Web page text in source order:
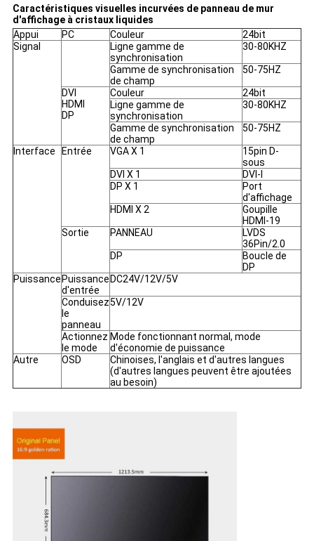
Caractéristiques visuelles incurvées de panneau de mur
d'affichage à cristaux liquides
Appui
PC Couleur
24bit
Signal
Ligne gamme de
synchronisation
30-80KHZ
Gamme de synchronisation
de champ
50-75HZ
DVI
HDMI
DP
Couleur
24bit
Ligne gamme de
synchronisation
30-80KHZ
Gamme de synchronisation
de champ
50-75HZ
Interface Entrée VGA X 1
15pin D-
sous
DVI X 1
DVI-I
DP X 1
Port
d'affichage
HDMI X 2
Goupille
HDMI-19
Sortie
PANNEAU
LVDS
36Pin/2.0
DP
Boucle de
DP
Puissance Puissance
d'entrée
DC24V/12V/5V
Conduisez
le
panneau
5V/12V
Actionnez
le mode
Mode fonctionnant normal, mode
d'économie de puissance
Autre
OSD
Chinoises, l'anglais et d'autres langues
(d'autres langues peuvent être ajoutées
au besoin)